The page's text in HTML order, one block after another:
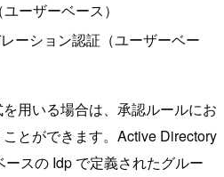
ーザーベース）
ーション認証（ユーザーベー
用いる場合は、承認ルールにお
とができます。Active Directory
スの Idp で定義されたグルー